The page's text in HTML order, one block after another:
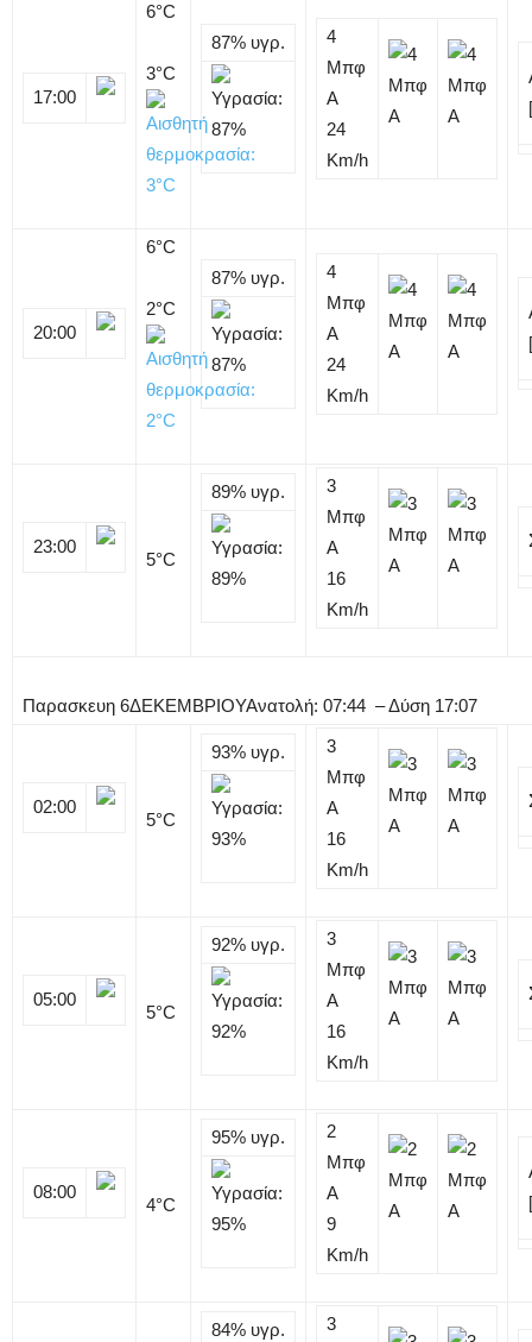
17:00
6°C
3°C
87% υγρ.
4
Μπφ
Α
24
Km/h
20:00
6°C
2°C
87% υγρ.
4
Μπφ
Α
24
Km/h
23:00
5°C
89% υγρ.
3
Μπφ
Α
16
Km/h
Παρασκευη 6ΔΕΚΕΜΒΡΙΟΥΑνατολή: 07:44 – Δύση 17:07
02:00
5°C
93% υγρ.
3
Μπφ
Α
16
Km/h
05:00
5°C
92% υγρ.
3
Μπφ
Α
16
Km/h
08:00
4°C
95% υγρ.
2
Μπφ
Α
9
Km/h
84% υγρ.
3